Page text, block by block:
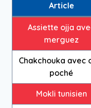
Article
Assiette ojja
merguez
Chakchouka avec
poché
Mokli tunisien